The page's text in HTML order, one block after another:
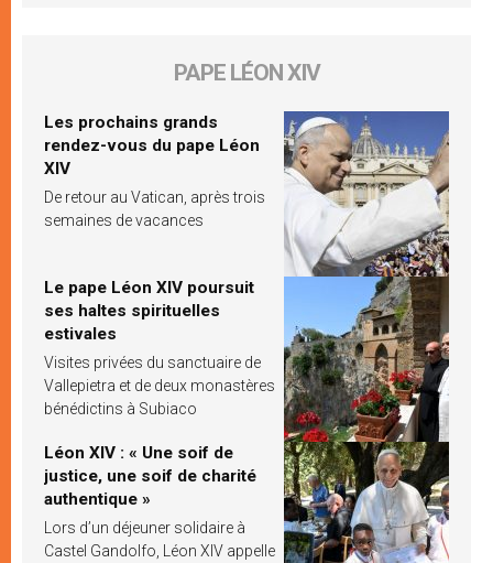
PAPE LÉON XIV
Les prochains grands
rendez-vous du pape Léon
XIV
De retour au Vatican, après trois
semaines de vacances
Le pape Léon XIV poursuit
ses haltes spirituelles
estivales
Visites privées du sanctuaire de
Vallepietra et de deux monastères
bénédictins à Subiaco
Léon XIV : « Une soif de
justice, une soif de charité
authentique »
Lors d’un déjeuner solidaire à
Castel Gandolfo, Léon XIV appelle